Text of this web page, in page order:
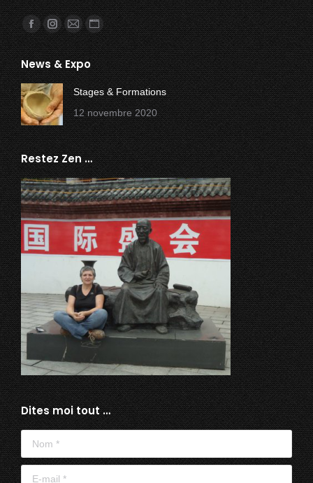
Trouvez nous sur :
Facebook
page
opens
in
new
window
Instagram
page
opens
in
new
window
E-
mail
page
opens
in
new
window
Site
Web
page
opens
in
new
window
News & Expo
Stages & Formations
12 novembre 2020
Restez Zen …
Dites moi tout …
Nom *
E-mail *